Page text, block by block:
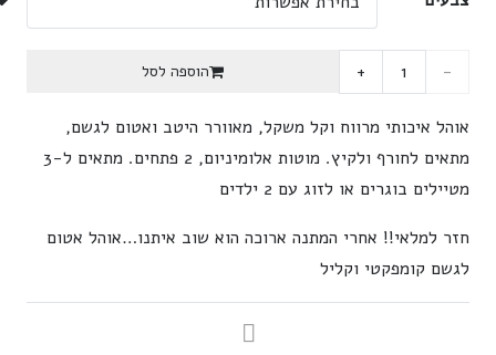
כמות
של
אוהל
אטום
לגשם
הוספה לסל
אוהל איכותי מרווח וקל משקל, מאוורר היטב ואטום לגשם,
מתאים לחורף ולקיץ. מוטות אלומיניום, 2 פתחים. מתאים ל-3
מטיילים בוגרים או לזוג עם 2 ילדים
חזר למלאי!! אחרי המתנה ארוכה הוא שוב איתנו…אוהל אטום
לגשם קומפקטי וקליל